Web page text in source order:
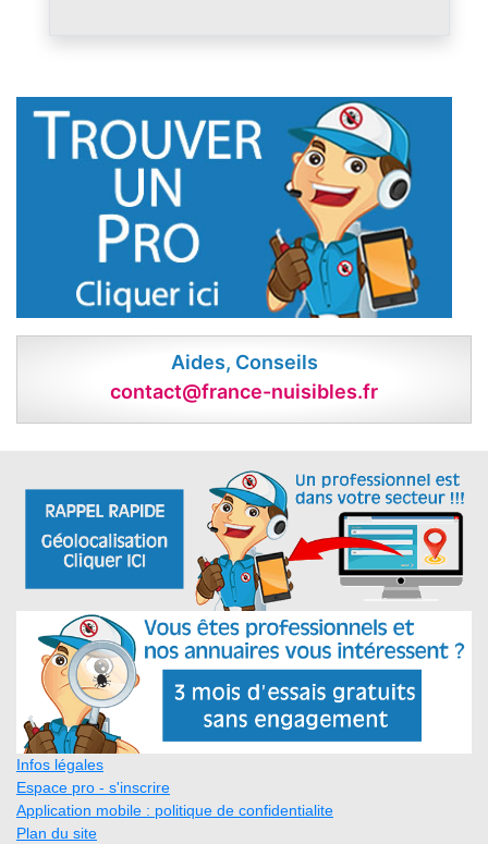
Aides, Conseils
contact@france-nuisibles.fr
Infos légales
Espace pro - s'inscrire
Application mobile : politique de confidentialite
Plan du site